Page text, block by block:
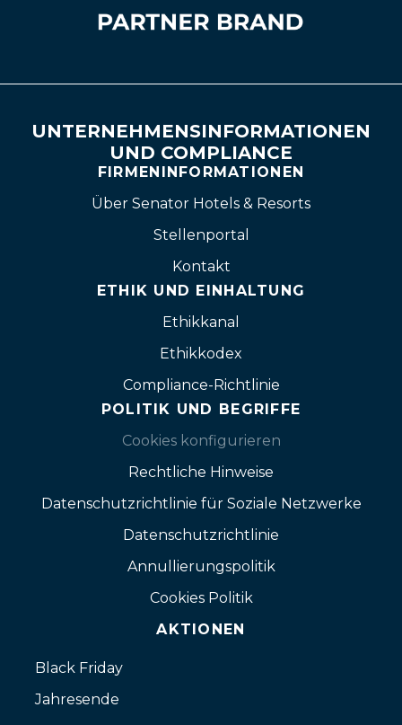
UNTERNEHMENSINFORMATIONEN
UND COMPLIANCE
FIRMENINFORMATIONEN
Über Senator Hotels & Resorts
Stellenportal
Kontakt
ETHIK UND EINHALTUNG
Ethikkanal
Ethikkodex
Compliance-Richtlinie
POLITIK UND BEGRIFFE
Cookies konfigurieren
Rechtliche Hinweise
Datenschutzrichtlinie für Soziale Netzwerke
Datenschutzrichtlinie
Annullierungspolitik
Cookies Politik
AKTIONEN
Black Friday
Jahresende